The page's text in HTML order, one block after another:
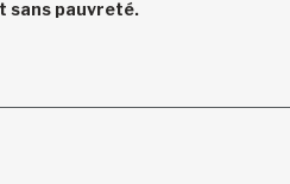
sans pauvreté.